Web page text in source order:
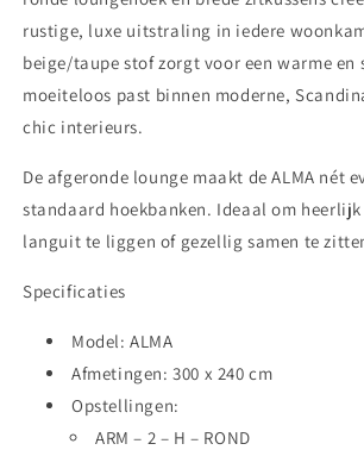
rustige, luxe uitstraling in iedere
beige/taupe stof zorgt voor een warme
moeiteloos past binnen moderne,
chic interieurs.
De afgeronde lounge maakt de ALMA nét
standaard hoekbanken. Ideaal om
languit te liggen of gezellig samen te
Specificaties
Model:ALMA
Afmetingen:300 x 240 cm
Opstellingen:
ARM – 2 – H – ROND